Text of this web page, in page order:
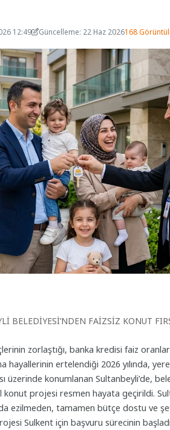
12:49 Güncelleme: 22 Haz 2026168
BELEDİYESİ’NDEN FAİZSİZ KONUT
zorlaştığı, banka kredisi faiz
hayallerinin ertelendiği 2026 yılında,
üzerinde konumlanan Sultanbeyli’de,
projesi resmen hayata geçirildi.
ezilmeden, tamamen bütçe dostu ve
Sulkent için başvuru sürecinin